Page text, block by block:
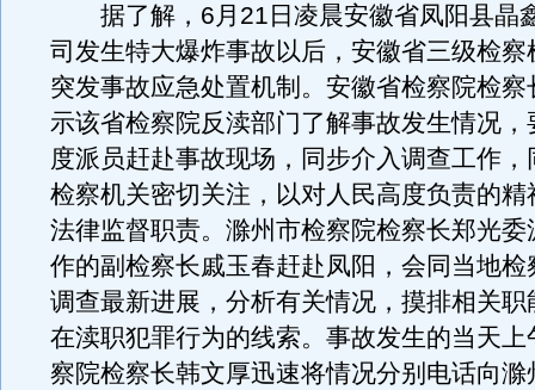
据了解，6月21日凌晨安徽省凤阳县晶
司发生特大爆炸事故以后，安徽省三级检察
突发事故应急处置机制。安徽省检察院检察
示该省检察院反渎部门了解事故发生情况，
度派员赶赴事故现场，同步介入调查工作
检察机关密切关注，以对人民高度负责的精
法律监督职责。滁州市检察院检察长郑光委
作的副检察长戚玉春赶赴凤阳，会同当地检
调查最新进展，分析有关情况，摸排相关职
在渎职犯罪行为的线索。事故发生的当天上
察院检察长韩文厚迅速将情况分别电话向滁